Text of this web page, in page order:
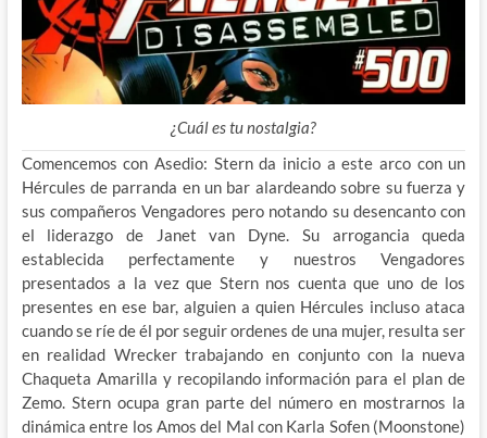
¿Cuál es tu nostalgia?
Comencemos con Asedio: Stern da inicio a este arco con un
Hércules de parranda en un bar alardeando sobre su fuerza y
sus compañeros Vengadores pero notando su desencanto con
el liderazgo de Janet van Dyne. Su arrogancia queda
establecida perfectamente y nuestros Vengadores
presentados a la vez que Stern nos cuenta que uno de los
presentes en ese bar, alguien a quien Hércules incluso ataca
cuando se ríe de él por seguir ordenes de una mujer, resulta ser
en realidad Wrecker trabajando en conjunto con la nueva
Chaqueta Amarilla y recopilando información para el plan de
Zemo. Stern ocupa gran parte del número en mostrarnos la
dinámica entre los Amos del Mal con Karla Sofen (Moonstone)